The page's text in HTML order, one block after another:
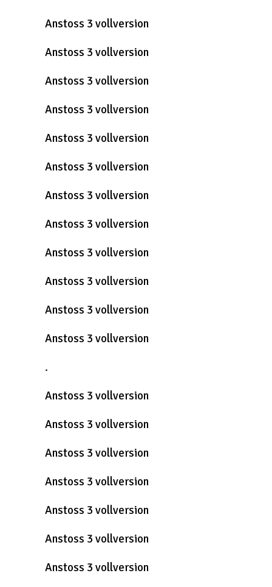
Anstoss 3 vollversion
Anstoss 3 vollversion
Anstoss 3 vollversion
Anstoss 3 vollversion
Anstoss 3 vollversion
Anstoss 3 vollversion
Anstoss 3 vollversion
Anstoss 3 vollversion
Anstoss 3 vollversion
Anstoss 3 vollversion
Anstoss 3 vollversion
Anstoss 3 vollversion
.
Anstoss 3 vollversion
Anstoss 3 vollversion
Anstoss 3 vollversion
Anstoss 3 vollversion
Anstoss 3 vollversion
Anstoss 3 vollversion
Anstoss 3 vollversion